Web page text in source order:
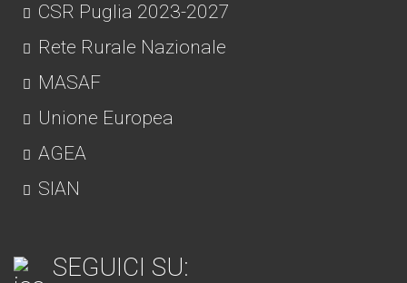
CSR Puglia 2023-2027
Rete Rurale Nazionale
MASAF
Unione Europea
AGEA
SIAN
SEGUICI SU: